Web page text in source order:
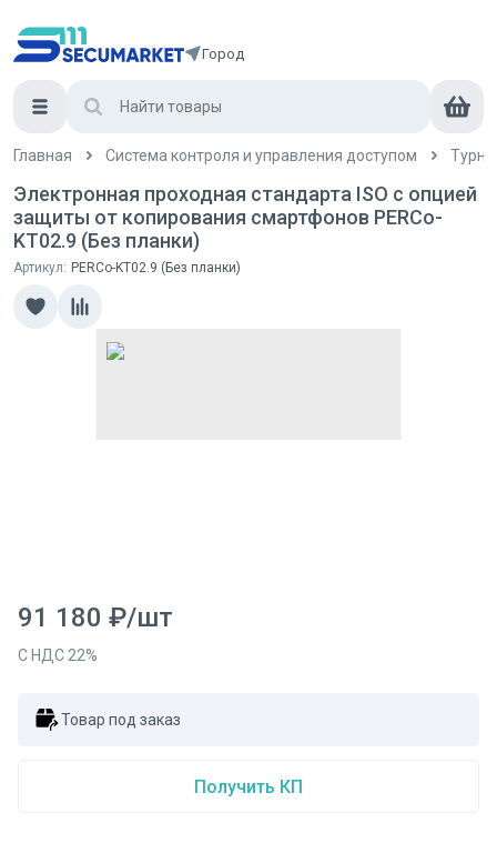
Город
Главная Система контроля и управления доступом
Электронная проходная стандарта ISO с опцией
защиты от копирования смартфонов PERCo-
KT02.9 (Без планки)
Артикул: PERCo-KT02.9 (Без планки)
91 180 ₽/шт
С НДС 22%
Товар под заказ
Получить КП